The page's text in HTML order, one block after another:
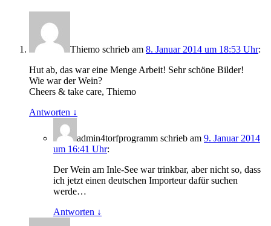
Thiemo schrieb am 8. Januar 2014 um 18:53 Uhr:
Hut ab, das war eine Menge Arbeit! Sehr schöne Bilder!
Wie war der Wein?
Cheers & take care, Thiemo
Antworten ↓
admin4torfprogramm schrieb am 9. Januar 2014
um 16:41 Uhr:
Der Wein am Inle-See war trinkbar, aber nicht so, dass
ich jetzt einen deutschen Importeur dafür suchen
werde…
Antworten ↓